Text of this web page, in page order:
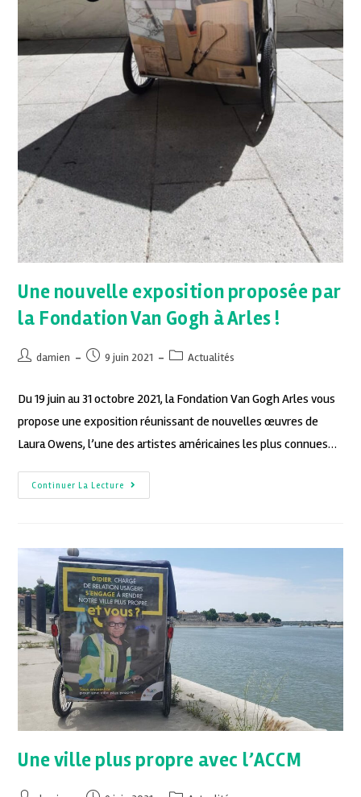
Une nouvelle exposition proposée par
la Fondation Van Gogh à Arles !
damien 9 juin 2021 Actualités
Du 19 juin au 31 octobre 2021, la Fondation Van Gogh Arles vous
propose une exposition réunissant de nouvelles œuvres de
Laura Owens, l’une des artistes américaines les plus connues…
Continuer La Lecture
Une ville plus propre avec l’ACCM